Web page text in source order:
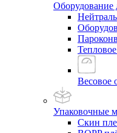
Оборудование
Весовое
Упаковочные
Скин